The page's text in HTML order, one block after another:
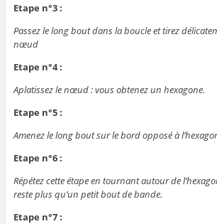
Etape n°3 :
Passez le long bout dans la boucle et tirez
nœud
Etape n°4 :
Aplatissez le nœud : vous obtenez un hexagone.
Etape n°5 :
Amenez le long bout sur le bord opposé à
Etape n°6 :
Répétez cette étape en tournant autour de
reste plus qu’un petit bout de bande.
Etape n°7 :